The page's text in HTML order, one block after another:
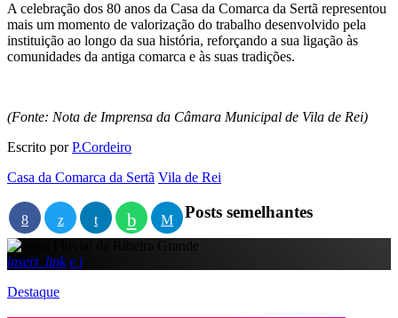
A celebração dos 80 anos da Casa da Comarca da Sertã representou
mais um momento de valorização do trabalho desenvolvido pela
instituição ao longo da sua história, reforçando a sua ligação às
comunidades da antiga comarca e às suas tradições.
(Fonte: Nota de Imprensa da Câmara Municipal de Vila de Rei)
Escrito porP.Cordeiro
Casa da Comarca da Sertã Vila de Rei
Posts semelhantes
insert_link
Destaque